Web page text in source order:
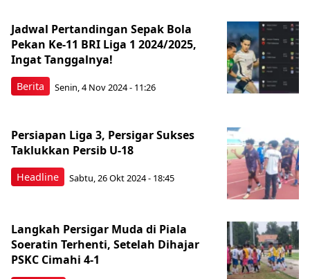
Berita
Jadwal Pertandingan Sepak Bola
Pekan Ke-11 BRI Liga 1 2024/2025,
Ingat Tanggalnya!
Senin, 4 Nov 2024 - 11:26
Headline
Persiapan Liga 3, Persigar Sukses
Taklukkan Persib U-18
Sabtu, 26 Okt 2024 - 18:45
Langkah Persigar Muda di Piala
Soeratin Terhenti, Setelah Dihajar
PSKC Cimahi 4-1